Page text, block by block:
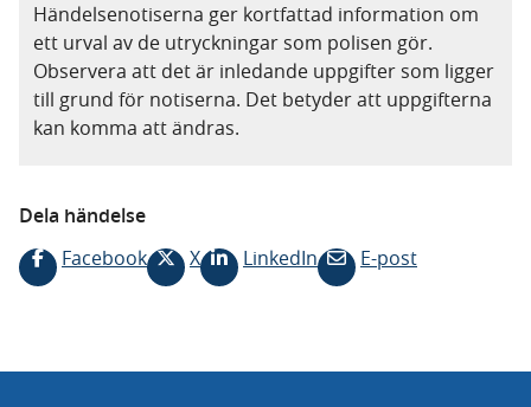
Händelsenotiserna ger kortfattad information om
ett urval av de utryckningar som polisen gör.
Observera att det är inledande uppgifter som ligger
till grund för notiserna. Det betyder att uppgifterna
kan komma att ändras.
Dela händelse
Facebook
X LinkedIn E-post